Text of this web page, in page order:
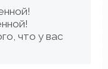
что у вас